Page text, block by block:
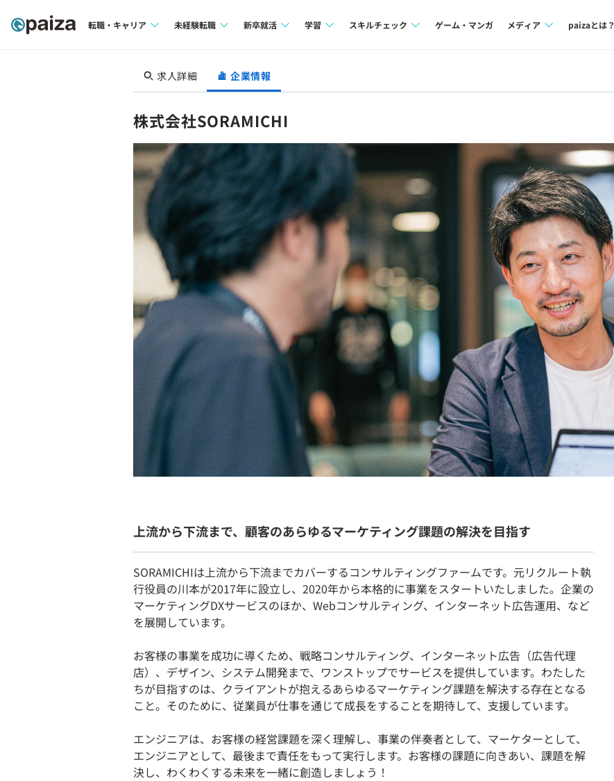
転職・キャリア
転職成功ガイド
転職エージェント
未経験転職
求人検索
転職成功ガイド
新卒就活
本選考
新卒エージェント
イベント・セミナー
インタビュー
就活成功ガイド
学習
ナレッジ
リファレンス
プラン
個人向けプラン
法人向けプラン
学校向けプラン
契約内容・クーポン
スキルチェック ゲーム・マンガ メディア paizaとは？
求人詳細 企業情報
株式会社SORAMICHI
上流から下流まで、顧客のあらゆるマーケティング課題の解決を目指す
SORAMICHIは上流から下流までカバーするコンサルティングファームです。元リクルート執
行役員の川本が2017年に設立し、2020年から本格的に事業をスタートいたしました。企業の
マーケティングDXサービスのほか、Webコンサルティング、インターネット広告運用、など
を展開しています。
お客様の事業を成功に導くため、戦略コンサルティング、インターネット広告（広告代理
店）、デザイン、システム開発まで、ワンストップでサービスを提供しています。わたした
ちが目指すのは、クライアントが抱えるあらゆるマーケティング課題を解決する存在となる
こと。そのために、従業員が仕事を通じて成長をすることを期待して、支援しています。
エンジニアは、お客様の経営課題を深く理解し、事業の伴奏者として、マーケターとして、
エンジニアとして、最後まで責任をもって実行します。お客様の課題に向きあい、課題を解
決し、わくわくする未来を一緒に創造しましょう！